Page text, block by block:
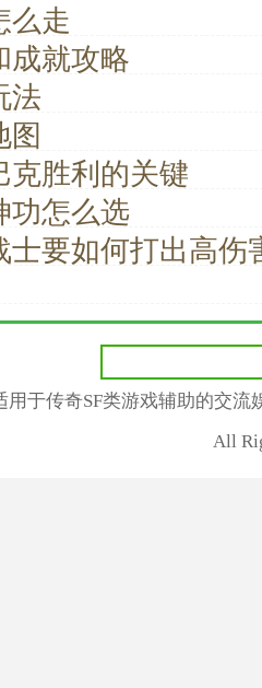
么走
成就攻略
法
图
克胜利的关键
功怎么选
士要如何打出高伤
用于传奇SF类游戏辅助的交
All